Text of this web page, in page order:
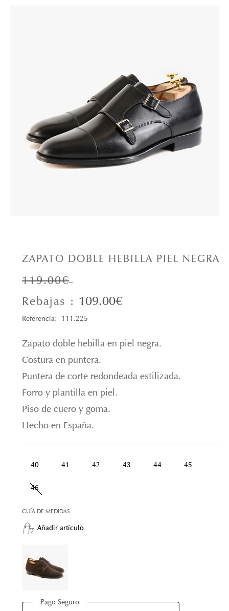
ZAPATO DOBLE HEBILLA PIEL NEGRA
119.00€
Rebajas : 109.00€
Referencia: 111.225
Zapato doble hebilla en piel negra.
Costura en puntera.
Puntera de corte redondeada estilizada.
Forro y plantilla en piel.
Piso de cuero y goma.
Hecho en España.
40 41 42 43 44 45
46
GUÍA DE MEDIDAS
Añadir artículo
Pago Seguro